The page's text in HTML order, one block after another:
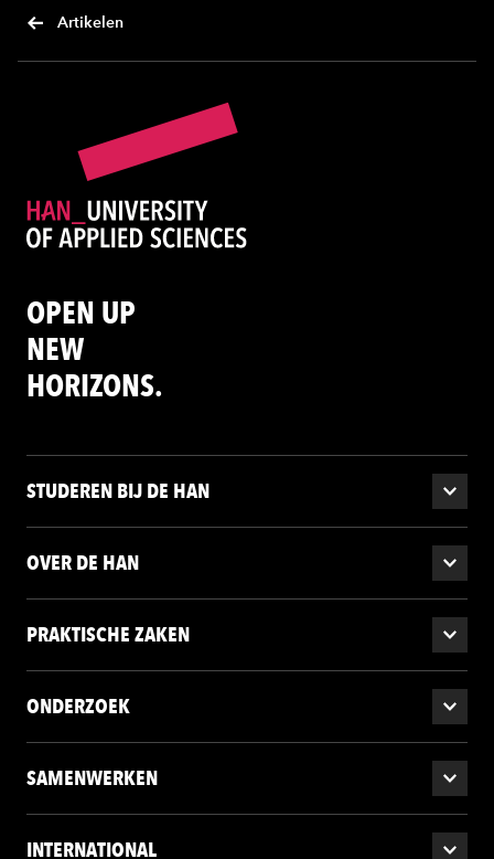
Artikelen
OPEN UP
NEW
HORIZONS.
STUDEREN BIJ DE HAN
OVER DE HAN
PRAKTISCHE ZAKEN
ONDERZOEK
SAMENWERKEN
INTERNATIONAL